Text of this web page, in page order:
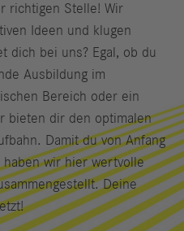
richtigen Stelle! Wir
Ideen und klugen
dich bei uns? Egal, ob du
Ausbildung im
Bereich oder ein
bieten dir den optimalen
Damit du von Anfang
wir hier wertvolle
Deine